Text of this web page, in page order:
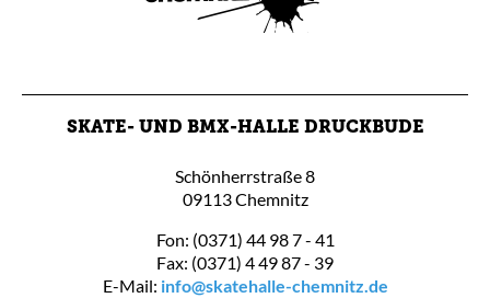
SKATE- UND BMX-HALLE DRUCKBUDE
Schönherrstraße 8
09113 Chemnitz
Fon: (0371) 44 98 7 - 41
Fax: (0371) 4 49 87 - 39
E-Mail: info@skatehalle-chemnitz.de